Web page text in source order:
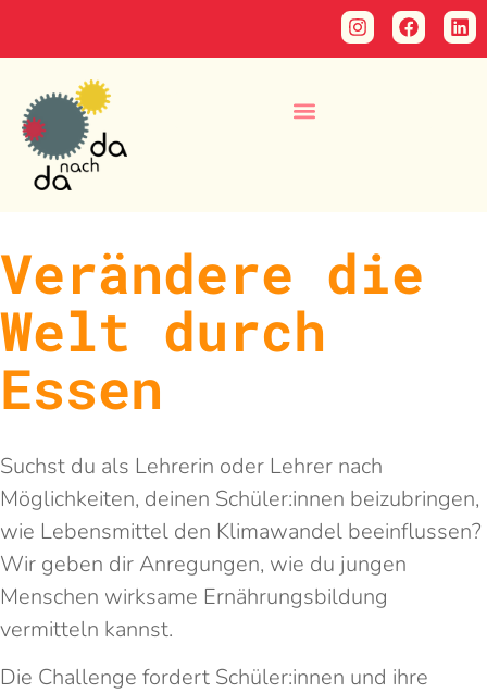
Verändere die
Welt durch
Essen
Suchst du als Lehrerin oder Lehrer nach
Möglichkeiten, deinen Schüler:innen beizubringen,
wie Lebensmittel den Klimawandel beeinflussen?
Wir geben dir Anregungen, wie du jungen
Menschen wirksame Ernährungsbildung
vermitteln kannst.
Die Challenge fordert Schüler:innen und ihre